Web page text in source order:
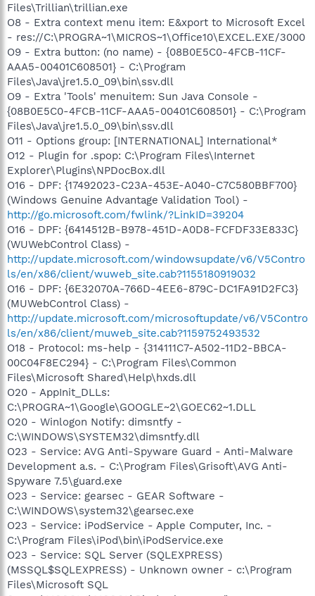
Files\Trillian\trillian.exe
O8 - Extra context menu item: E&xport to Microsoft Excel
- res://C:\PROGRA~1\MICROS~1\Office10\EXCEL.EXE/3000
O9 - Extra button: (no name) - {08B0E5C0-4FCB-11CF-
AAA5-00401C608501} - C:\Program
Files\Java\jre1.5.0_09\bin\ssv.dll
O9 - Extra 'Tools' menuitem: Sun Java Console -
{08B0E5C0-4FCB-11CF-AAA5-00401C608501} - C:\Program
Files\Java\jre1.5.0_09\bin\ssv.dll
O11 - Options group: [INTERNATIONAL] International*
O12 - Plugin for .spop: C:\Program Files\Internet
Explorer\Plugins\NPDocBox.dll
O16 - DPF: {17492023-C23A-453E-A040-C7C580BBF700}
(Windows Genuine Advantage Validation Tool) -
http://go.microsoft.com/fwlink/?LinkID=39204
O16 - DPF: {6414512B-B978-451D-A0D8-FCFDF33E833C}
(WUWebControl Class) -
http://update.microsoft.com/windowsupdate/v6/V5Contro
ls/en/x86/client/wuweb_site.cab?1155180919032
O16 - DPF: {6E32070A-766D-4EE6-879C-DC1FA91D2FC3}
(MUWebControl Class) -
http://update.microsoft.com/microsoftupdate/v6/V5Contro
ls/en/x86/client/muweb_site.cab?1159752493532
O18 - Protocol: ms-help - {314111C7-A502-11D2-BBCA-
00C04F8EC294} - C:\Program Files\Common
Files\Microsoft Shared\Help\hxds.dll
O20 - AppInit_DLLs:
C:\PROGRA~1\Google\GOOGLE~2\GOEC62~1.DLL
O20 - Winlogon Notify: dimsntfy -
C:\WINDOWS\SYSTEM32\dimsntfy.dll
O23 - Service: AVG Anti-Spyware Guard - Anti-Malware
Development a.s. - C:\Program Files\Grisoft\AVG Anti-
Spyware 7.5\guard.exe
O23 - Service: gearsec - GEAR Software -
C:\WINDOWS\system32\gearsec.exe
O23 - Service: iPodService - Apple Computer, Inc. -
C:\Program Files\iPod\bin\iPodService.exe
O23 - Service: SQL Server (SQLEXPRESS)
(MSSQL$SQLEXPRESS) - Unknown owner - c:\Program
Files\Microsoft SQL